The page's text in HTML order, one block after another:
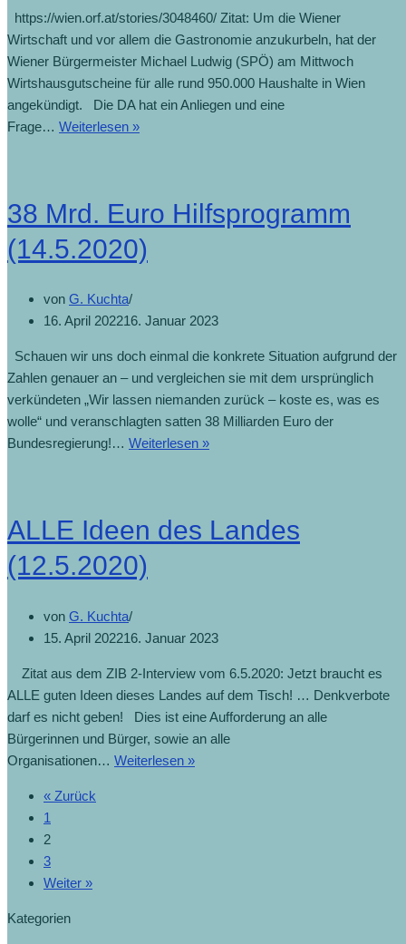
https://wien.orf.at/stories/3048460/ Zitat: Um die Wiener
Wirtschaft und vor allem die Gastronomie anzukurbeln, hat der
Wiener Bürgermeister Michael Ludwig (SPÖ) am Mittwoch
Wirtshausgutscheine für alle rund 950.000 Haushalte in Wien
angekündigt. Die DA hat ein Anliegen und eine
Frage… Weiterlesen »
38 Mrd. Euro Hilfsprogramm
(14.5.2020)
von G. Kuchta
16. April 202216. Januar 2023
Schauen wir uns doch einmal die konkrete Situation aufgrund der
Zahlen genauer an – und vergleichen sie mit dem ursprünglich
verkündeten „Wir lassen niemanden zurück – koste es, was es
wolle“ und veranschlagten satten 38 Milliarden Euro der
Bundesregierung!… Weiterlesen »
ALLE Ideen des Landes
(12.5.2020)
von G. Kuchta
15. April 202216. Januar 2023
Zitat aus dem ZIB 2-Interview vom 6.5.2020: Jetzt braucht es
ALLE guten Ideen dieses Landes auf dem Tisch! … Denkverbote
darf es nicht geben! Dies ist eine Aufforderung an alle
Bürgerinnen und Bürger, sowie an alle
Organisationen… Weiterlesen »
« Zurück
1
2
3
Weiter »
Kategorien